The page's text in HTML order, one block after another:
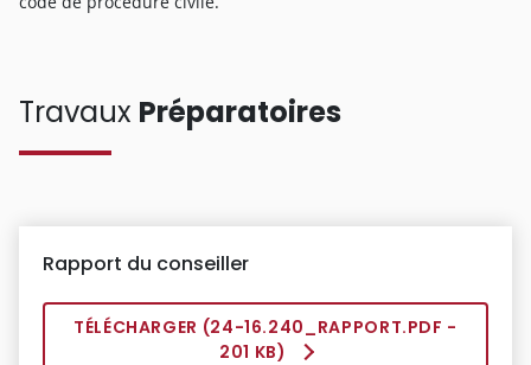
Travaux Préparatoires
Rapport du conseiller
TÉLÉCHARGER (24-16.240_RAPPORT.PDF -
201 KB)